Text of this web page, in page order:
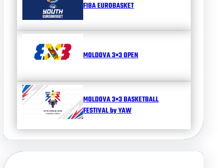
FIBA EUROBASKET
MOLDOVA 3×3 OPEN
MOLDOVA 3×3 BASKETBALL
FESTIVAL by YAW